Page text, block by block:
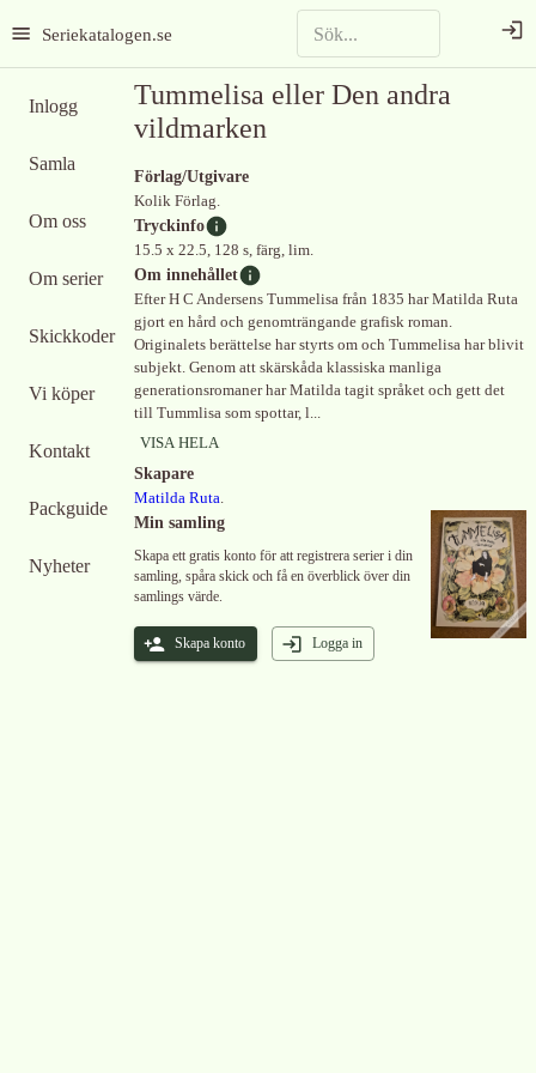
Seriekatalogen.se
Inlogg
Samla
Om oss
Om serier
Skickkoder
Vi köper
Kontakt
Packguide
Nyheter
Tummelisa eller Den andra
vildmarken
Förlag/Utgivare
Kolik Förlag.
Tryckinfo
15.5 x 22.5, 128 s, färg, lim.
Om innehållet
Efter H C Andersens Tummelisa från 1835 har Matilda Ruta
gjort en hård och genomträngande grafisk roman.
Originalets berättelse har styrts om och Tummelisa har blivit
subjekt. Genom att skärskåda klassiska manliga
generationsromaner har Matilda tagit språket och gett det
till Tummlisa som spottar, l...
VISA HELA
Skapare
Matilda Ruta.
Min samling
Skapa ett gratis konto för att registrera serier i din
samling, spåra skick och få en överblick över din
samlings värde.
Skapa konto Logga in